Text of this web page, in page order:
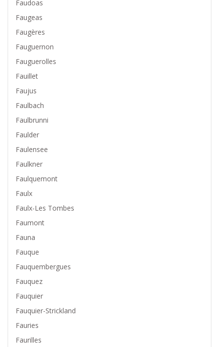
Faudoas
Faugeas
Faugères
Fauguernon
Fauguerolles
Fauillet
Faujus
Faulbach
Faulbrunni
Faulder
Faulensee
Faulkner
Faulquemont
Faulx
Faulx-Les Tombes
Faumont
Fauna
Fauque
Fauquembergues
Fauquez
Fauquier
Fauquier-Strickland
Fauries
Faurilles